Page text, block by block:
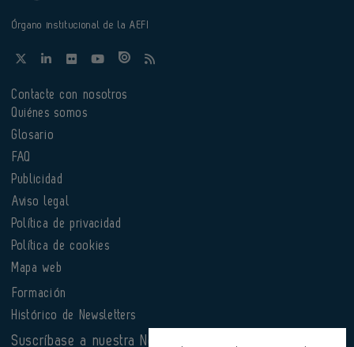
Órgano institucional de la AEFI
Contacte con nosotros
Quiénes somos
Glosario
FAQ
Publicidad
Aviso legal
Política de privacidad
Política de cookies
Mapa web
Formación
Histórico de Newsletters
Suscríbase a nuestra Newsletter